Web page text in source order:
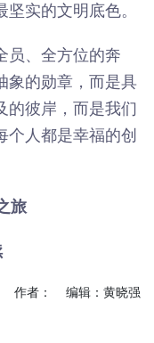
实的文明底色。
员、全方位的奔
象的勋章，而是具
的彼岸，而是我们
个人都是幸福的创
旅
作者： 编辑：黄晓强